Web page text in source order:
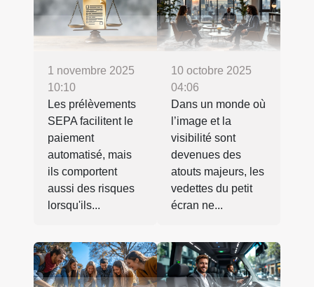
1 novembre 2025
10:10
Les prélèvements
SEPA facilitent le
paiement
automatisé, mais
ils comportent
aussi des risques
lorsqu'ils...
10 octobre 2025
04:06
Dans un monde où
l’image et la
visibilité sont
devenues des
atouts majeurs, les
vedettes du petit
écran ne...